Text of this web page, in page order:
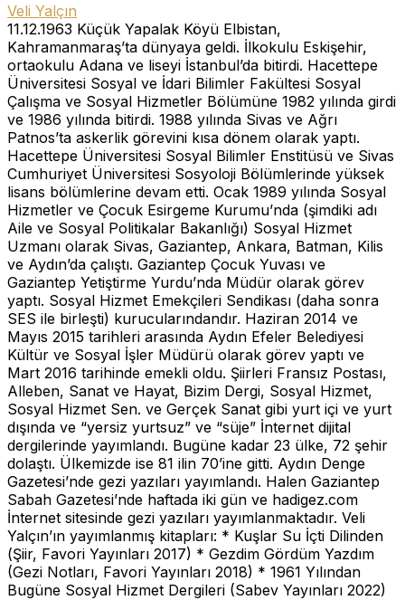
Veli Yalçın
11.12.1963 Küçük Yapalak Köyü Elbistan,
Kahramanmaraş’ta dünyaya geldi. İlkokulu Eskişehir,
ortaokulu Adana ve liseyi İstanbul’da bitirdi. Hacettepe
Üniversitesi Sosyal ve İdari Bilimler Fakültesi Sosyal
Çalışma ve Sosyal Hizmetler Bölümüne 1982 yılında girdi
ve 1986 yılında bitirdi. 1988 yılında Sivas ve Ağrı
Patnos’ta askerlik görevini kısa dönem olarak yaptı.
Hacettepe Üniversitesi Sosyal Bilimler Enstitüsü ve Sivas
Cumhuriyet Üniversitesi Sosyoloji Bölümlerinde yüksek
lisans bölümlerine devam etti. Ocak 1989 yılında Sosyal
Hizmetler ve Çocuk Esirgeme Kurumu’nda (şimdiki adı
Aile ve Sosyal Politikalar Bakanlığı) Sosyal Hizmet
Uzmanı olarak Sivas, Gaziantep, Ankara, Batman, Kilis
ve Aydın’da çalıştı. Gaziantep Çocuk Yuvası ve
Gaziantep Yetiştirme Yurdu’nda Müdür olarak görev
yaptı. Sosyal Hizmet Emekçileri Sendikası (daha sonra
SES ile birleşti) kurucularındandır. Haziran 2014 ve
Mayıs 2015 tarihleri arasında Aydın Efeler Belediyesi
Kültür ve Sosyal İşler Müdürü olarak görev yaptı ve
Mart 2016 tarihinde emekli oldu. Şiirleri Fransız Postası,
Alleben, Sanat ve Hayat, Bizim Dergi, Sosyal Hizmet,
Sosyal Hizmet Sen. ve Gerçek Sanat gibi yurt içi ve yurt
dışında ve “yersiz yurtsuz” ve “süje” İnternet dijital
dergilerinde yayımlandı. Bugüne kadar 23 ülke, 72 şehir
dolaştı. Ülkemizde ise 81 ilin 70’ine gitti. Aydın Denge
Gazetesi’nde gezi yazıları yayımlandı. Halen Gaziantep
Sabah Gazetesi’nde haftada iki gün ve hadigez.com
İnternet sitesinde gezi yazıları yayımlanmaktadır. Veli
Yalçın’ın yayımlanmış kitapları: * Kuşlar Su İçti Dilinden
(Şiir, Favori Yayınları 2017) * Gezdim Gördüm Yazdım
(Gezi Notları, Favori Yayınları 2018) * 1961 Yılından
Bugüne Sosyal Hizmet Dergileri (Sabev Yayınları 2022)